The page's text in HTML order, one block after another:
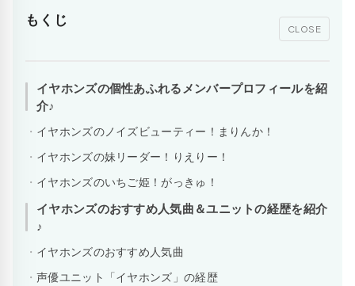
もくじ
CLOSE
イヤホンズの個性あふれるメンバープロフィールを紹
介♪
イヤホンズのノイズビューティー！まりんか！
イヤホンズの妹リーダー！りえりー！
イヤホンズのいちご姫！がっきゅ！
イヤホンズのおすすめ人気曲＆ユニットの経歴を紹介
♪
イヤホンズのおすすめ人気曲
声優ユニット「イヤホンズ」の経歴